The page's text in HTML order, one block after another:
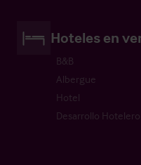
Hoteles en
B&B
Albergue
Hotel
Desarrollo Hotelero